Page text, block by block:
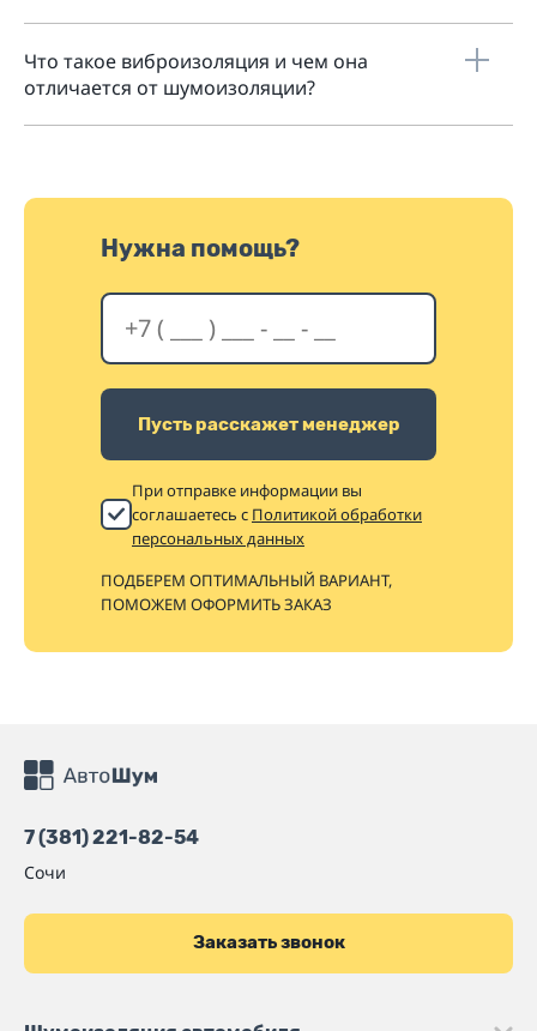
Что такое виброизоляция и чем она
отличается от шумоизоляции?
Нужна помощь?
Пусть расскажет менеджер
При отправке информации вы
соглашаетесь с Политикой обработки
персональных данных
ПОДБЕРЕМ ОПТИМАЛЬНЫЙ ВАРИАНТ,
ПОМОЖЕМ ОФОРМИТЬ ЗАКАЗ
7 (381) 221-82-54
Сочи
Заказать звонок